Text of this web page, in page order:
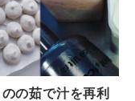
の茹で汁を再利